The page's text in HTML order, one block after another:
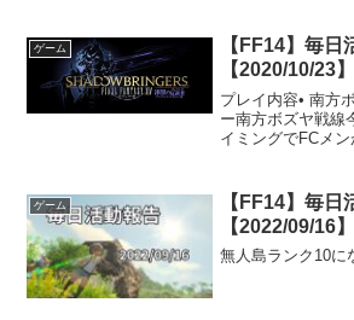
ゲーム
【FF14】毎日
【2020/10/23】
プレイ内容• 南方
ー南方ボズヤ戦線
イミングでFCメン
クはカンストして
トが出ていない...
ゲーム
【FF14】毎日
【2022/09/16】
無人島ランク10に